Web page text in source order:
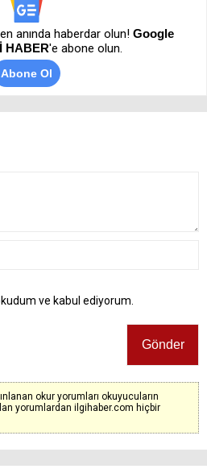
anında haberdar olun! Google
HABER'e abone olun.
Abone Ol
ve kabul ediyorum.
okur yorumları okuyucuların
yorumlardan ilgihaber.com hiçbir